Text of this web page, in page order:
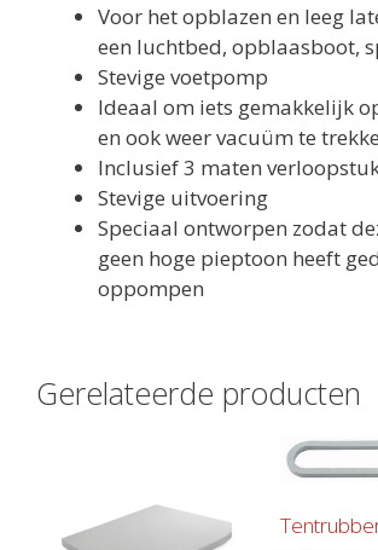
Voor het opblazen en leeg
een luchtbed, opblaasboot,
Stevige voetpomp
Ideaal om iets gemakkelijk
en ook weer vacuüm te
Inclusief 3 maten
Stevige uitvoering
Speciaal ontworpen zodat
geen hoge pieptoon heeft
oppompen
Gerelateerde producten